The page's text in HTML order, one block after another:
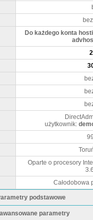
Do każdego konta
użytkownik:
Oparte o procesory
Całodobowa
podstawowe
parametry